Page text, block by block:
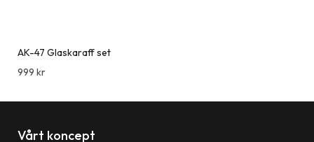
AK-47 Glaskaraff set
999 kr
Vårt koncept